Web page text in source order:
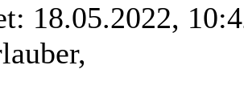
18.05.2022,